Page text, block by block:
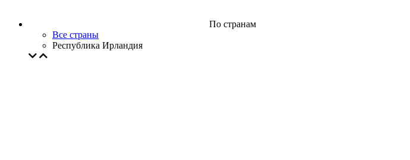
По странам
Все страны
Республика Ирландия